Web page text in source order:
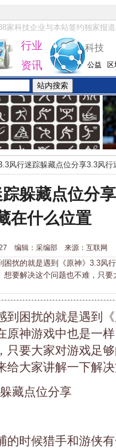
家科技企业与本站签约独家报
行业
资讯
科技
公益
风行迷踪躲藏点位分享3.3风
踪躲藏点位分
在什么位置
编辑：采编部 来源：互联网
的就是遇到《原神》3.3风行
想要解决这个问题也不难，只
困扰的就是遇到《
原神游戏中也是一
只要大家对游戏足
给大家讲解一下解
藏点位分享
时候猎手和游侠有